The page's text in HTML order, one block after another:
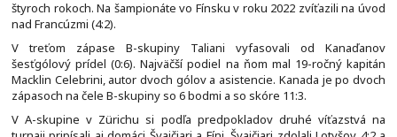
štyroch rokoch. Na šampionáte vo Fínsku v roku 2022 zvíťazili na úvod
nad Francúzmi (4:2).
V treťom zápase B-skupiny Taliani vyfasovali od Kanaďanov
šesťgólový prídel (0:6). Najväčší podiel na ňom mal 19-ročný kapitán
Macklin Celebrini, autor dvoch gólov a asistencie. Kanada je po dvoch
zápasoch na čele B-skupiny so 6 bodmi a so skóre 11:3.
V A-skupine v Zürichu si podľa predpokladov druhé víťazstvá na